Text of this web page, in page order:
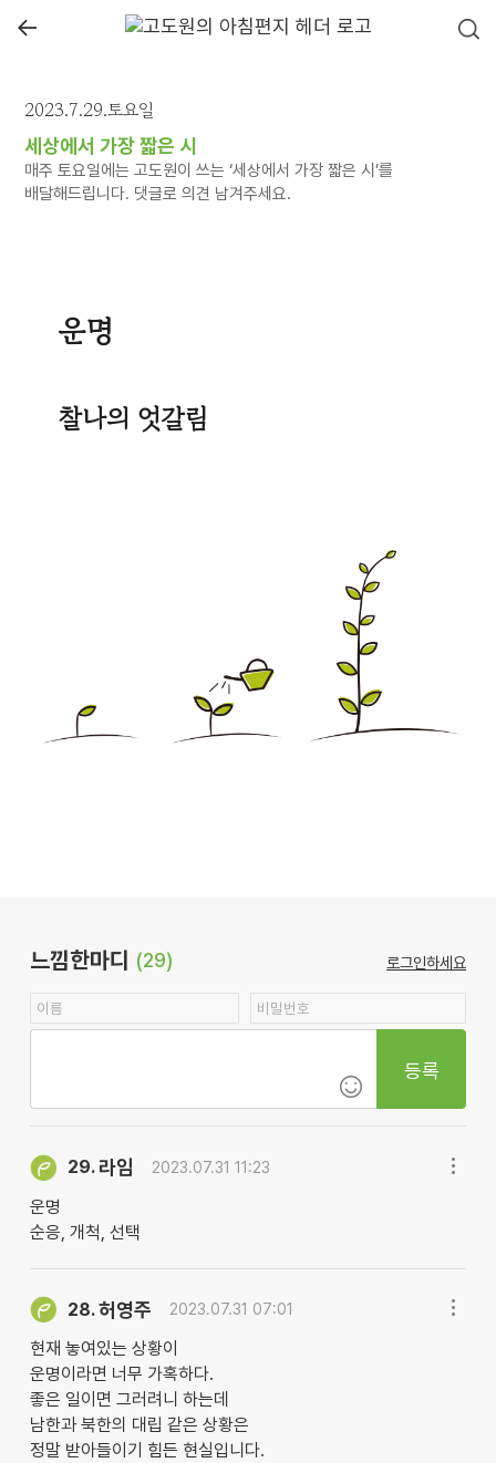
←
2023.7.29.토요일
세상에서 가장 짧은 시
매주 토요일에는 고도원이 쓰는 ‘세상에서 가장 짧은 시’를
배달해드립니다. 댓글로 의견 남겨주세요.
운명
찰나의 엇갈림
느낌한마디 (29) 로그인하세요
등록
29. 라임 2023.07.31 11:23
운명
순응, 개척, 선택
28.허영주 2023.07.31 07:01
현재 놓여있는 상황이
운명이라면 너무 가혹하다.
좋은 일이면 그러려니 하는데
남한과 북한의 대립 같은 상황은
정말 받아들이기 힘든 현실입니다.